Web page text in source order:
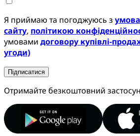
Я приймаю та погоджуюсь з
сайту, політикою
умовами договору купівлі-
угоди)
Підписатися
Отримайте безкоштовний